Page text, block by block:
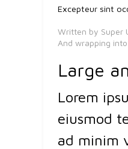
Excepteur sint
Written by Super
And wrapping
Large
Lorem
eiusmod
ad minim